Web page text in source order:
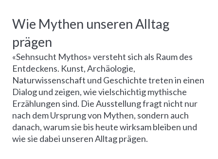
Wie Mythen unseren Alltag
prägen
«Sehnsucht Mythos» versteht sich als Raum des
Entdeckens. Kunst, Archäologie,
Naturwissenschaft und Geschichte treten in einen
Dialog und zeigen, wie vielschichtig mythische
Erzählungen sind. Die Ausstellung fragt nicht nur
nach dem Ursprung von Mythen, sondern auch
danach, warum sie bis heute wirksam bleiben und
wie sie dabei unseren Alltag prägen.